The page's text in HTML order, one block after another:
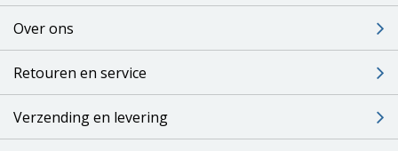
Over ons
Retouren en service
Verzending en levering